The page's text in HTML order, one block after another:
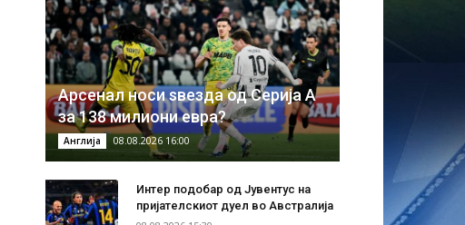
Арсенал носи ѕвезда од Серија А
за 138 милиони евра?
Англија 08.08.2026 16:00
Интер подобар од Јувентус на
пријателскиот дуел во Австралија